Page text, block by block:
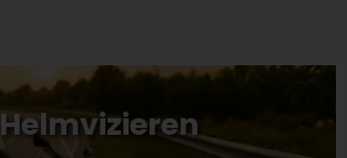
Helmvizieren